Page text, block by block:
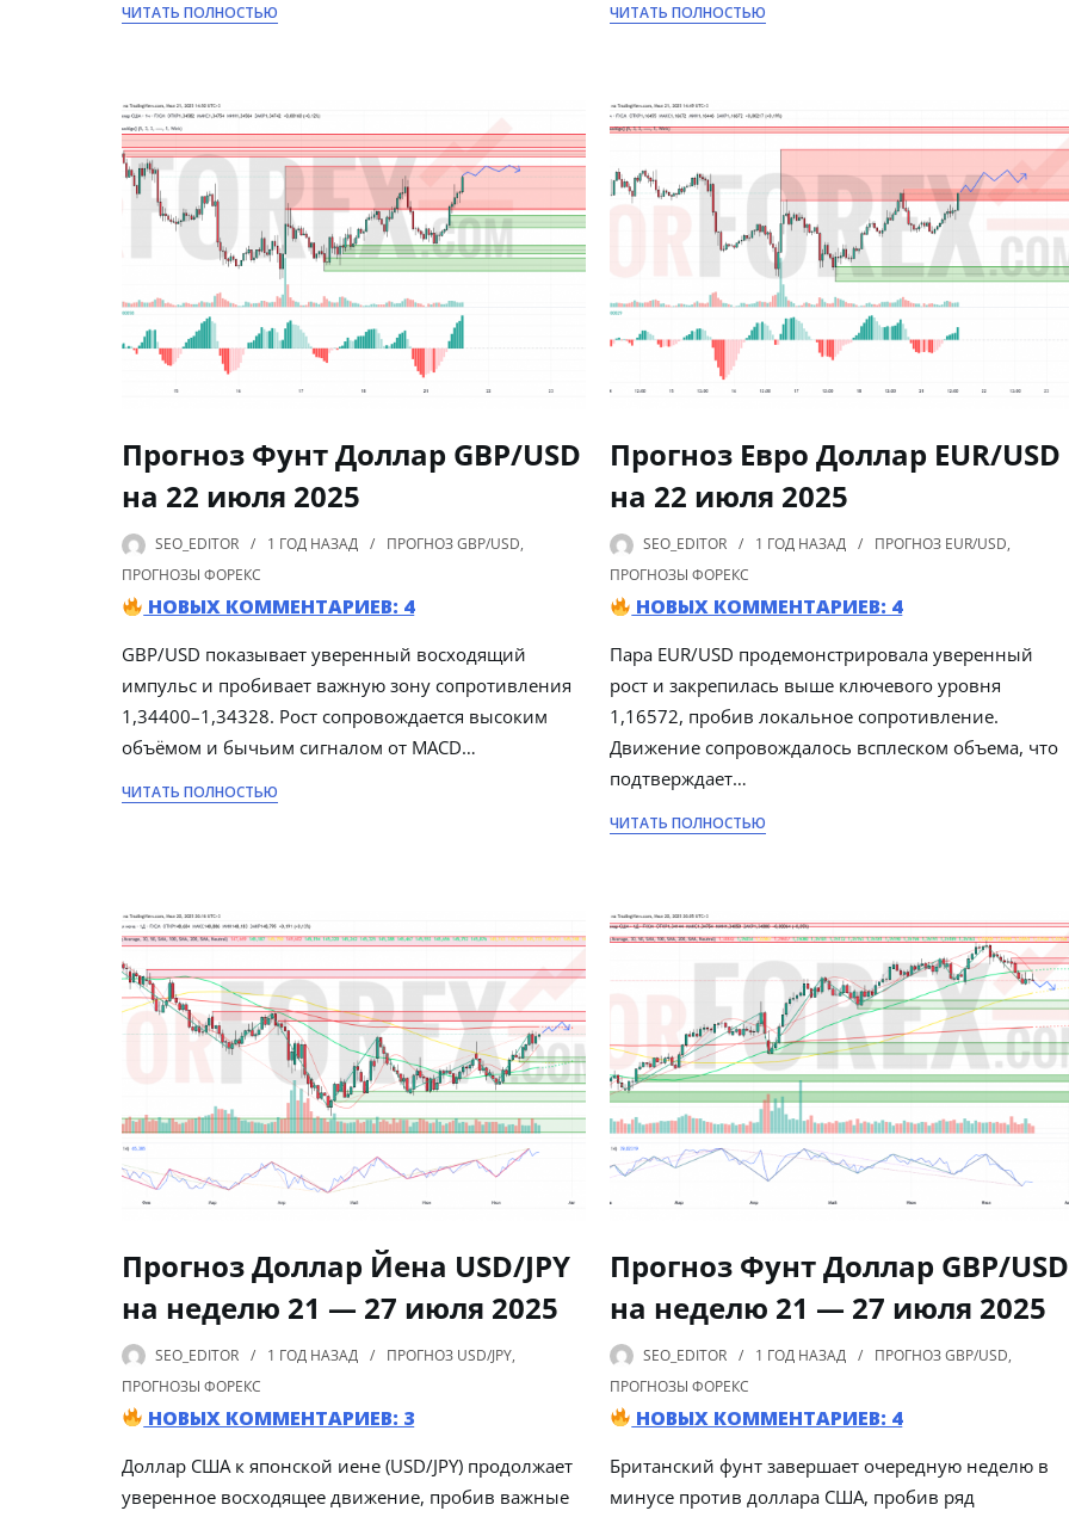
ЧИТАТЬ ПОЛНОСТЬЮ ЧИТАТЬ ПОЛНОСТЬЮ
Прогноз Фунт Доллар GBP/USD
на 22 июля 2025
SEO_EDITOR 1 ГОД НАЗАД ПРОГНОЗ GBP/USD,
ПРОГНОЗЫ ФОРЕКС
НОВЫХ КОММЕНТАРИЕВ: 4
GBP/USD показывает уверенный восходящий
импульс и пробивает важную зону сопротивления
1,34400–1,34328. Рост сопровождается высоким
объёмом и бычьим сигналом от MACD…
ЧИТАТЬ ПОЛНОСТЬЮ
Прогноз Евро Доллар EUR/USD
на 22 июля 2025
SEO_EDITOR 1 ГОД НАЗАД ПРОГНОЗ EUR/USD,
ПРОГНОЗЫ ФОРЕКС
НОВЫХ КОММЕНТАРИЕВ: 4
Пара EUR/USD продемонстрировала уверенный
рост и закрепилась выше ключевого уровня
1,16572, пробив локальное сопротивление.
Движение сопровождалось всплеском объема, что
подтверждает…
ЧИТАТЬ ПОЛНОСТЬЮ
Прогноз Доллар Йена USD/JPY
на неделю 21 — 27 июля 2025
SEO_EDITOR 1 ГОД НАЗАД ПРОГНОЗ USD/JPY,
ПРОГНОЗЫ ФОРЕКС
НОВЫХ КОММЕНТАРИЕВ: 3
Доллар США к японской иене (USD/JPY) продолжает
уверенное восходящее движение, пробив важные
Прогноз Фунт Доллар GBP/USD
на неделю 21 — 27 июля 2025
SEO_EDITOR 1 ГОД НАЗАД ПРОГНОЗ GBP/USD,
ПРОГНОЗЫ ФОРЕКС
НОВЫХ КОММЕНТАРИЕВ: 4
Британский фунт завершает очередную неделю в
минусе против доллара США, пробив ряд